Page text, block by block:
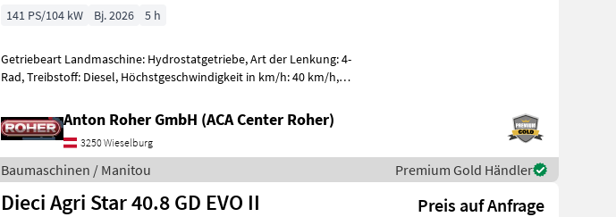
141 PS/104 kW Bj. 2026 5 h
Getriebeart Landmaschine: Hydrostatgetriebe, Art der Lenkung: 4-
Rad, Treibstoff: Diesel, Höchstgeschwindigkeit in km/h: 40 km/h,
Anton Roher GmbH (ACA Center Roher)
3250 Wieselburg
Baumaschinen / Manitou Premium Gold Händler
Dieci Agri Star 40.8 GD EVO II Preis auf Anfrage